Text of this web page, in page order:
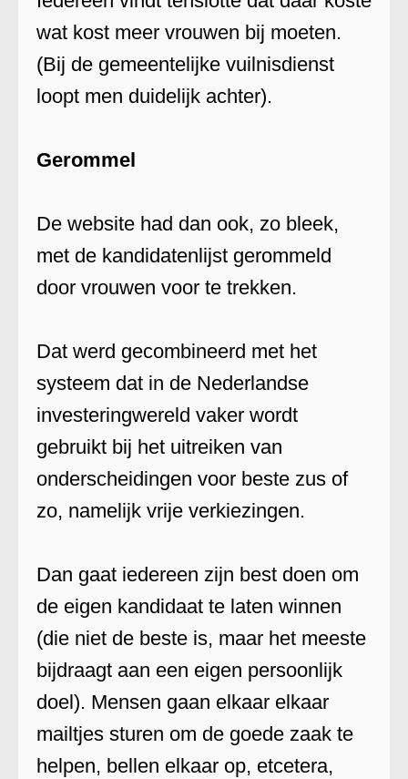
wat kost meer vrouwen bij moeten.
(Bij de gemeentelijke vuilnisdienst
loopt men duidelijk achter).
Gerommel
De website had dan ook, zo bleek,
met de kandidatenlijst gerommeld
door vrouwen voor te trekken.
Dat werd gecombineerd met het
systeem dat in de Nederlandse
investeringwereld vaker wordt
gebruikt bij het uitreiken van
onderscheidingen voor beste zus of
zo, namelijk vrije verkiezingen.
Dan gaat iedereen zijn best doen om
de eigen kandidaat te laten winnen
(die niet de beste is, maar het meeste
bijdraagt aan een eigen persoonlijk
doel). Mensen gaan elkaar elkaar
mailtjes sturen om de goede zaak te
helpen, bellen elkaar op, etcetera,